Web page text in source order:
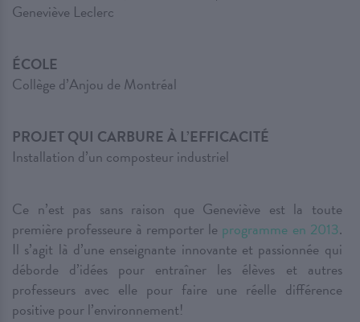
Geneviève Leclerc
ÉCOLE
Collège d’Anjou de Montréal
PROJET QUI CARBURE À L’EFFICACITÉ
Installation d’un composteur industriel
Ce n’est pas sans raison que Geneviève est la toute
première professeure à remporter le programme en 2013.
Il s’agit là d’une enseignante innovante et passionnée qui
déborde d’idées pour entraîner les élèves et autres
professeurs avec elle pour faire une réelle différence
positive pour l’environnement!